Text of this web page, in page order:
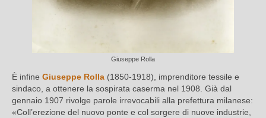
Giuseppe Rolla
È infine Giuseppe Rolla (1850-1918), imprenditore tessile e
sindaco, a ottenere la sospirata caserma nel 1908. Già dal
gennaio 1907 rivolge parole irrevocabili alla prefettura milanese:
«Coll’erezione del nuovo ponte e col sorgere di nuove industrie,